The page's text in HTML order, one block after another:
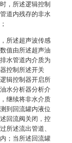
，所述逻辑控制
道内残存的非水
所述超声波传感
值由所述超声油
水管道内介质为
控制所述开关
辑控制器开启所
水分析器分析介
继续将非水介质
到回流罐内液位
回流阀关闭，控
所述流出管道、
；当所述回流罐